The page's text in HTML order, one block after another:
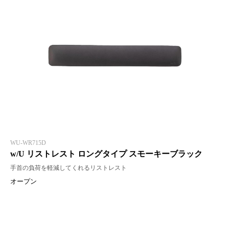
WU-WR715D
w/U リストレスト ロングタイプ スモーキーブラック
手首の負荷を軽減してくれるリストレスト
オープン